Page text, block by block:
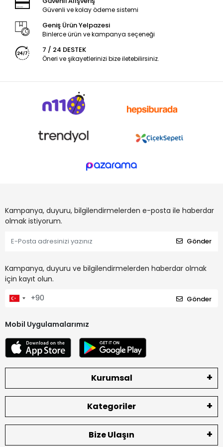
Güvenli ve kolay ödeme sistemi
Geniş Ürün Yelpazesi
Binlerce ürün ve kampanya seçeneği
7 / 24 DESTEK
Öneri ve şikayetlerinizi bize iletebilirsiniz.
Kampanya, duyuru, bilgilendirmelerden e-posta ile haberdar
olmak istiyorum.
Gönder
Kampanya, duyuru ve bilgilendirmelerden haberdar olmak
için kayıt olun.
Gönder
Mobil Uygulamalarımız
Kurumsal
Kategoriler
Bize Ulaşın